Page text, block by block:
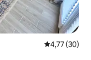
Μέση
4,77 (30)